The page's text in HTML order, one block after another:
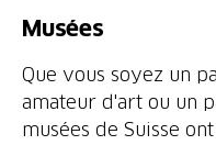
Musées
Que vous soyez un
amateur d'art ou un
musées de Suisse